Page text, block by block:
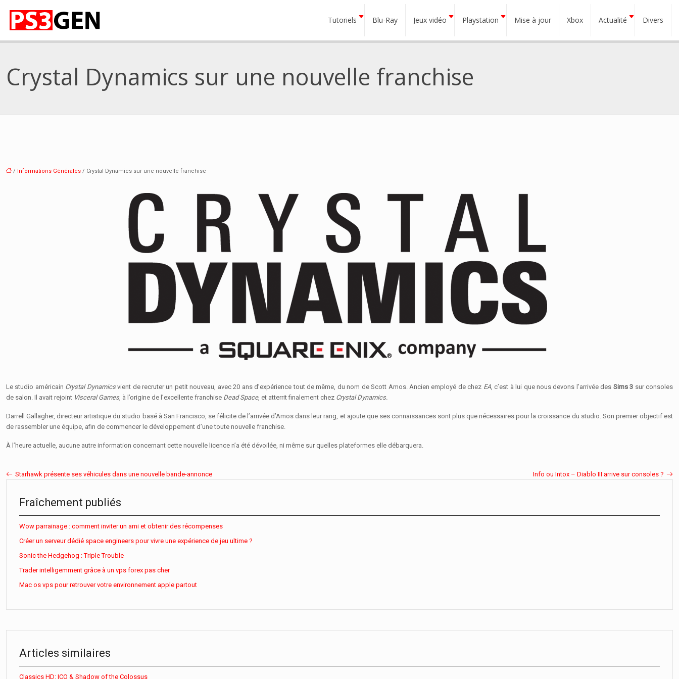
Tutoriels Blu-Ray Jeux vidéo Playstation Mise à jour Xbox Actualité Divers
Crystal Dynamics sur une nouvelle franchise
/ Informations Générales / Crystal Dynamics sur une nouvelle franchise
Le studio américain Crystal Dynamicsvient de recruter un petit nouveau, avec 20 ans d’expérience tout de même, du nom de Scott Amos. Ancien employé de chez EA, c’est à lui que nous devons l’arrivée des Sims 3 sur consoles
de salon. Il avait rejoint Visceral Games, à l’origine de l’excellente franchise Dead Space, et atterrit finalement chez Crystal Dynamics.
Darrell
Gallagher, directeur artistique du studio basé à San Francisco, se félicite de l’arrivée d’Amos dans leur rang, et ajoute que ses connaissances sont plus que nécessaires pour la croissance du studio. Son premier objectif est
de rassembler une équipe, afin de commencer le développement d’une toute nouvelle franchise.
À l’heure actuelle, aucune autre information concernant cette nouvelle licence n’a été dévoilée, ni même sur quelles plateformes elle débarquera.
Starhawk présente ses véhicules dans une nouvelle bande-annonce Info ou Intox – Diablo III arrive sur consoles ?
Fraîchement publiés
Wow parrainage : comment inviter un ami et obtenir des récompenses
Créer un serveur dédié space engineers pour vivre une expérience de jeu ultime ?
Sonic the Hedgehog : Triple Trouble
Trader intelligemment grâce à un vps forex pas cher
Mac os vps pour retrouver votre environnement apple partout
Articles similaires
Classics HD: ICO & Shadow of the Colossus